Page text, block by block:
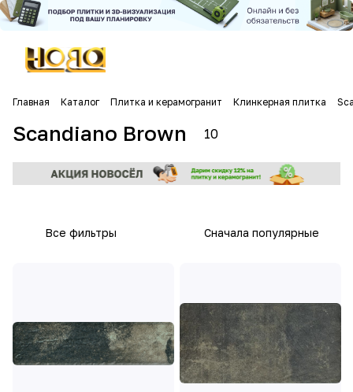
Главная Каталог Плитка и керамогранит Клинкерная плитка
Scandiano Brown 10
Все фильтры Сначала популярные